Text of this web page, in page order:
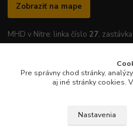
Zobraziť na mape
MHD v Nitre: linka číslo 27, zastávka
Otváracie hodiny prevádzky:
Pre správny chod stránky,
aj iné stránky cookies.
Nastavenia